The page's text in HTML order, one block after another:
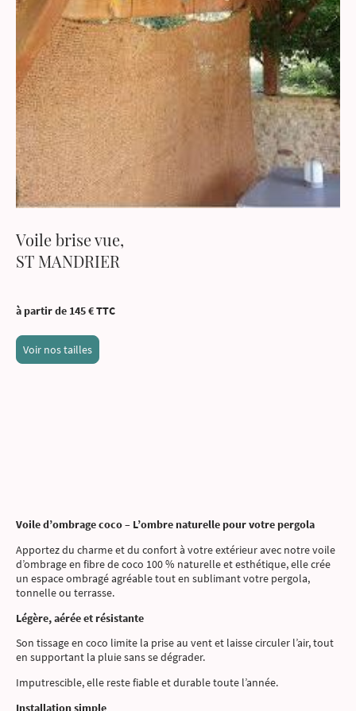
Voile brise vue,
ST MANDRIER
à partir de 145 € TTC
Voir nos tailles
Voile d’ombrage coco – L’ombre naturelle pour votre pergola
Apportez du charme et du confort à votre extérieur avec notre voile
d’ombrage en fibre de coco 100 % naturelle et esthétique, elle crée
un espace ombragé agréable tout en sublimant votre pergola,
tonnelle ou terrasse.
Légère, aérée et résistante
Son tissage en coco limite la prise au vent et laisse circuler l’air, tout
en supportant la pluie sans se dégrader.
Imputrescible, elle reste fiable et durable toute l’année.
Installation simple